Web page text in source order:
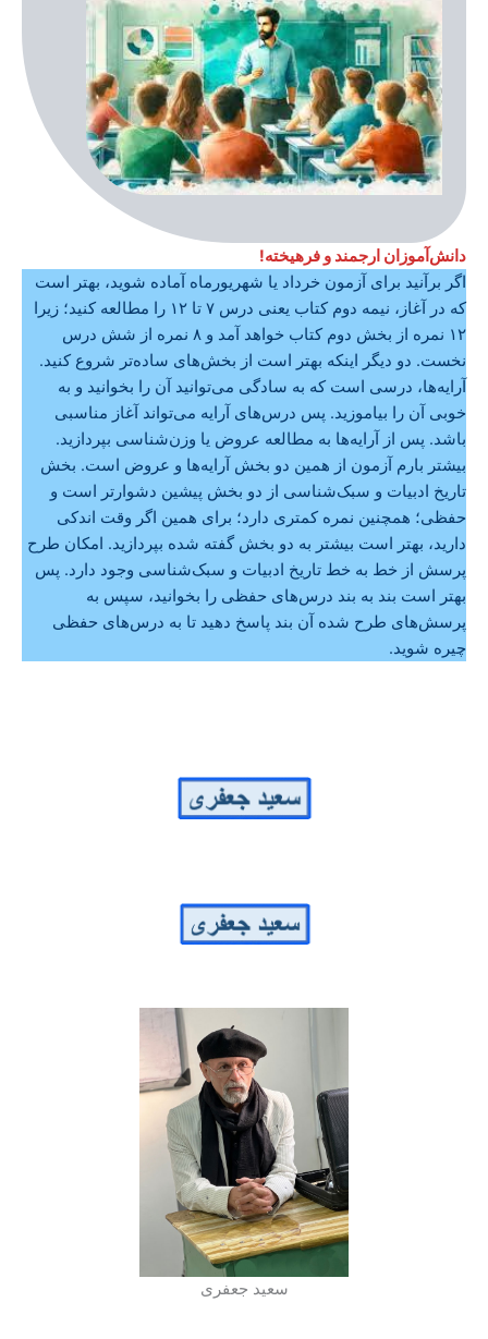
دانش‌آموزان ارجمند و فرهیخته!
اگر برآنید برای آزمون خرداد یا شهریورماه آماده شوید، بهتر است
که در آغاز، نیمه دوم کتاب یعنی درس ۷ تا ۱۲ را مطالعه کنید؛ زیرا
۱۲ نمره از بخش دوم کتاب خواهد آمد و ۸ نمره از شش درس
نخست. دو دیگر اینکه بهتر است از بخش‌های ساده‌تر شروع کنید.
آرایه‌ها، درسی است که به سادگی می‌توانید آن را بخوانید و به
خوبی آن را بیاموزید. پس درس‌های آرایه می‌تواند آغاز مناسبی
باشد. پس از آرایه‌ها به مطالعه عروض یا وزن‌شناسی بپردازید.
بیشتر بارم آزمون از همین دو بخش آرایه‌ها و عروض است. بخش
تاریخ ادبیات و سبک‌شناسی از دو بخش پیشین دشوارتر است و
حفظی؛ همچنین نمره کمتری دارد؛ برای همین اگر وقت اندکی
دارید، بهتر است بیشتر به دو بخش گفته شده بپردازید. امکان طرح
پرسش از خط به خط تاریخ ادبیات و سبک‌شناسی وجود دارد. پس
بهتر است بند به بند درس‌های حفظی را بخوانید، سپس به
پرسش‌های طرح شده آن بند پاسخ دهید تا به درس‌های حفظی
چیره شوید.
سعید جعفری